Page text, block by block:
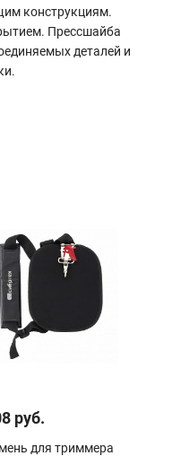
конструкциям.
Прессшайба
деталей и
руб.
для триммера